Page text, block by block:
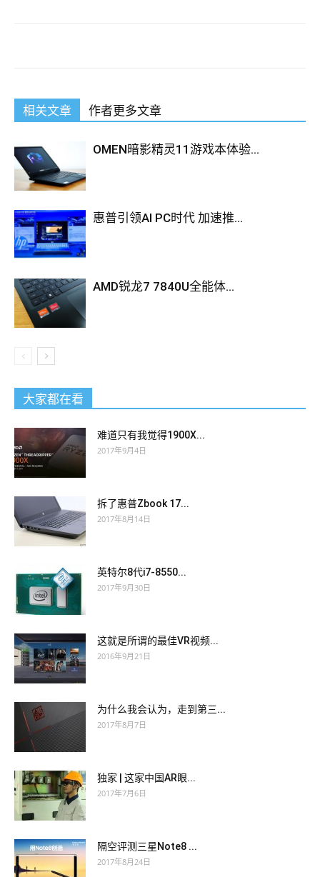
相关文章 作者更多文章
OMEN暗影精灵11游戏本体验...
惠普引领AI PC时代 加速推...
AMD锐龙7 7840U全能体...
大家都在看
难道只有我觉得1900X...
2017年9月4日
拆了惠普Zbook 17...
2017年8月14日
英特尔8代i7-8550...
2017年9月30日
这就是所谓的最佳VR视频...
2016年9月21日
为什么我会认为，走到第三...
2017年8月7日
独家 | 这家中国AR眼...
2017年7月6日
隔空评测三星Note8 ...
2017年8月24日